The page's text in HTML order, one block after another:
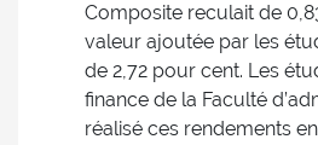
Composite reculait de
valeur ajoutée par les
de 2,72 pour cent. Les
finance de la Faculté
réalisé ces rendements